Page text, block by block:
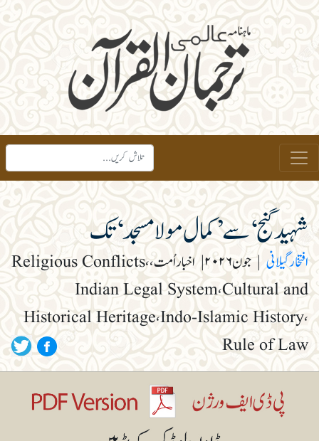
شہید گنج‘ سے ’کمال مولا مسجد‘ تک
افتخار گیلانی جون ۲۰۲۶ |
اخبار اُمت، Religious Conflicts،
Indian Legal System، Cultural and
Historical Heritage، Indo-Islamic History،
Rule of Law